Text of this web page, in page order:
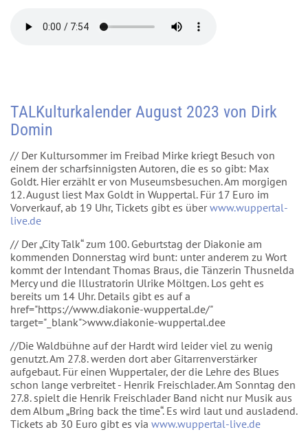
TALKulturkalender August 2023 von Dirk
Domin
// Der Kultursommer im Freibad Mirke kriegt Besuch von
einem der scharfsinnigsten Autoren, die es so gibt: Max
Goldt. Hier erzählt er von Museumsbesuchen. Am morgigen
12. August liest Max Goldt in Wuppertal. Für 17 Euro im
Vorverkauf, ab 19 Uhr, Tickets gibt es überwww.wuppertal-
live.de
// Der „City Talk“ zum 100. Geburtstag der Diakonie am
kommenden Donnerstag wird bunt: unter anderem zu Wort
kommt der Intendant Thomas Braus, die Tänzerin Thusnelda
Mercy und die Illustratorin Ulrike Möltgen. Los geht es
bereits um 14 Uhr. Details gibt es auf a
href="https://www.diakonie-wuppertal.de/"
target="_blank">www.diakonie-wuppertal.dee
//Die Waldbühne auf der Hardt wird leider viel zu wenig
genutzt. Am 27.8. werden dort aber Gitarrenverstärker
aufgebaut. Für einen Wuppertaler, der die Lehre des Blues
schon lange verbreitet - Henrik Freischlader. Am Sonntag den
27.8. spielt die Henrik Freischlader Band nicht nur Musik aus
dem Album „Bring back the time“. Es wird laut und ausladend.
Tickets ab 30 Euro gibt es via www.wuppertal-live.de